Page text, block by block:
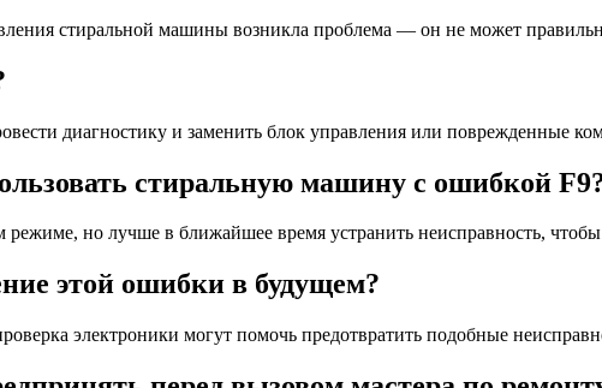
стиральной машины возникла проблема — он не может
диагностику и заменить блок управления или поврежденные
стиральную машину с ошибкой
но лучше в ближайшее время устранить неисправность,
этой ошибки в будущем?
электроники могут помочь предотвратить подобные